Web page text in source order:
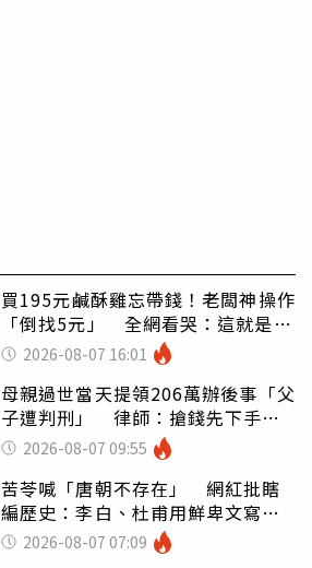
買195元鹹酥雞忘帶錢！老闆神操作
「倒找5元」 全網看哭：這就是台
灣 2026-08-07 16:01
母親過世當天提領206萬辦後事「父
子遭判刑」 律師：搶錢先下手是
罪 2026-08-07 09:55
苦苓喊「唐朝不存在」 網紅批瞎
編歷史：李白、杜甫用鮮卑文寫
詩？2026-08-07 07:09